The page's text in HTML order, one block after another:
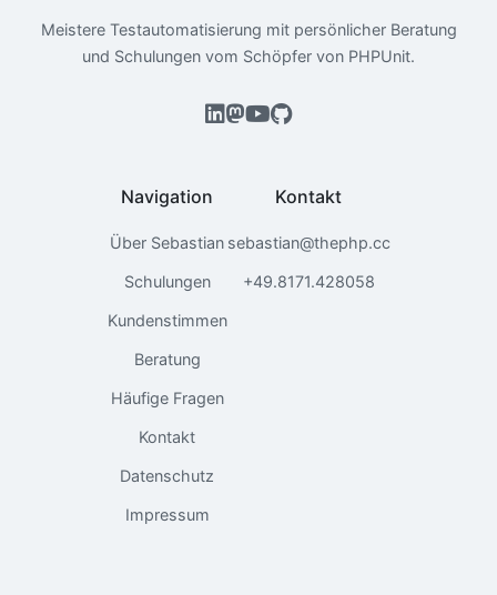
Meistere Testautomatisierung mit persönlicher Beratung
und Schulungen vom Schöpfer von PHPUnit.
Navigation
Über Sebastian
Schulungen
Kundenstimmen
Beratung
Häufige Fragen
Kontakt
Datenschutz
Impressum
Kontakt
sebastian@thephp.cc
+49.8171.428058